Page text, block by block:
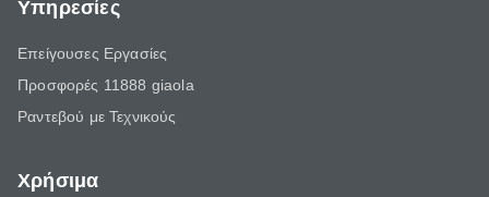
Υπηρεσίες
Επείγουσες Εργασίες
Προσφορές 11888 giaola
Ραντεβού με Τεχνικούς
Χρήσιμα